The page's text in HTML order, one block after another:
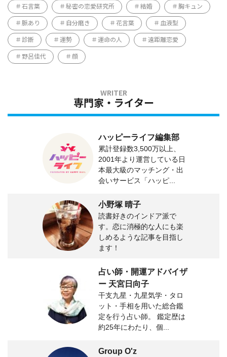
石言葉 秘密の恋愛研究所 結婚 胸キュン
脈あり 自分磨き 花言葉 血液型
診断 運勢 運命の人 遠距離恋愛
野呂佳代 顔
専門家・ライター
ハッピーライフ編集部
累計登録数3,500万以上、
2001年より運営している日
本最大級のマッチング・出
会いサービス「ハッピ...
小野塚 晴子
読書好きのインドア派で
す。恋に消極的な人にも楽
しめるような記事を目指し
ます！
占い師・開運アドバイザ
ー 天宮日向子
干支九星・九星気学・タロ
ット・手相を用いた総合鑑
定を行う占い師。 鑑定歴は
約25年にわたり、個...
Group O'z